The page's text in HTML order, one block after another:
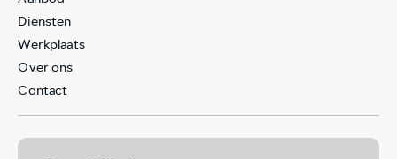
Diensten
Werkplaats
Over ons
Contact